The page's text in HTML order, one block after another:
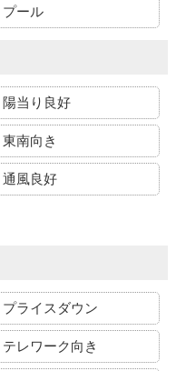
プール
陽当り良好
東南向き
通風良好
プライスダウン
テレワーク向き